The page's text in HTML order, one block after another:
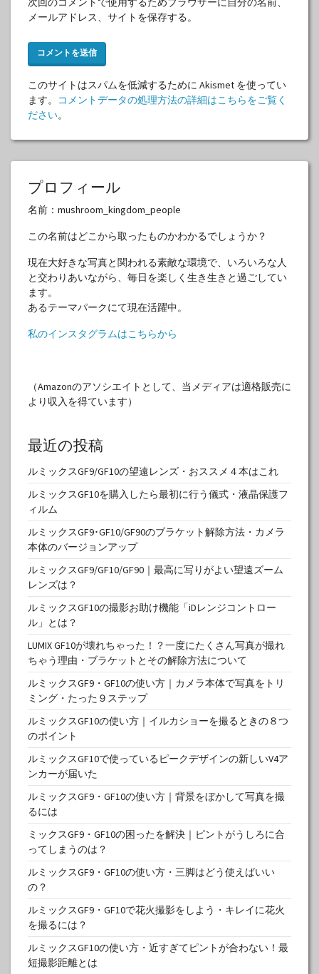
メールアドレス、サイトを保存する。
このサイトはスパムを低減するために Akismet を使ってい
ます。
コメントデータの処理方法の詳細はこちらをご覧く
ださい。
プロフィール
名前：mushroom_kingdom_people
この名前はどこから取ったものかわかるでしょうか？
現在大好きな写真と関われる素敵な環境で、いろいろな人
と交わりあいながら、毎日を楽しく生き生きと過ごしてい
ます。
あるテーマパークにて現在活躍中。
私のインスタグラムはこちらから
（Amazonのアソシエイトとして、当メディアは適格販売に
より収入を得ています）
最近の投稿
ルミックスGF9/GF10の望遠レンズ・おススメ４本はこれ
ルミックスGF10を購入したら最初に行う儀式・液晶保護フ
ィルム
ルミックスGF9･GF10/GF90のブラケット解除方法・カメラ
本体のバージョンアップ
ルミックスGF9/GF10/GF90｜最高に写りがよい望遠ズーム
レンズは？
ルミックスGF10の撮影お助け機能「iDレンジコントロー
ル」とは？
LUMIX GF10が壊れちゃった！？一度にたくさん写真が撮れ
ちゃう理由・ブラケットとその解除方法について
ルミックスGF9・GF10の使い方｜カメラ本体で写真をトリ
ミング・たった９ステップ
ルミックスGF10の使い方｜イルカショーを撮るときの８つ
のポイント
ルミックスGF10で使っているピークデザインの新しいV4ア
ンカーが届いた
ルミックスGF9・GF10の使い方｜背景をぼかして写真を撮
るには
ミックスGF9・GF10の困ったを解決｜ピントがうしろに合
ってしまうのは？
ルミックスGF9・GF10の使い方・三脚はどう使えばいい
の？
ルミックスGF9・GF10で花火撮影をしよう・キレイに花火
を撮るには？
ルミックスGF10の使い方・近すぎてピントが合わない！最
短撮影距離とは